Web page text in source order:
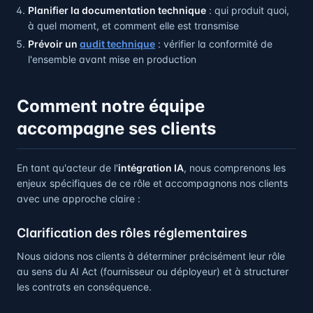
Planifier la documentation technique : qui produit quoi,
à quel moment, et comment elle est transmise
Prévoir un audit technique : vérifier la conformité de
l'ensemble avant mise en production
Comment notre équipe
accompagne ses clients
En tant qu'acteur de l'intégration IA, nous comprenons les
enjeux spécifiques de ce rôle et accompagnons nos clients
avec une approche claire :
Clarification des rôles réglementaires
Nous aidons nos clients à déterminer précisément leur rôle
au sens du AI Act (fournisseur ou déployeur) et à structurer
les contrats en conséquence.